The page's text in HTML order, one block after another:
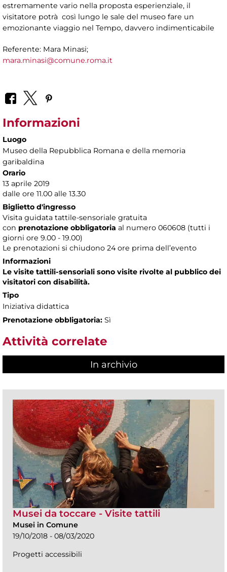
estremamente vario nella proposta esperienziale, il
visitatore potrà così lungo le sale del museo fare un
emozionante viaggio nel Tempo, davvero indimenticabile
Referente: Mara Minasi;
mara.minasi@comune.roma.it
Informazioni
Luogo
Museo della Repubblica Romana e della memoria
garibaldina
Orario
13 aprile 2019
dalle ore 11.00 alle 13.30
Biglietto d'ingresso
Visita guidata tattile-sensoriale gratuita
con prenotazione obbligatoria al numero 060608 (tutti i
giorni ore 9.00 - 19.00)
Le prenotazioni si chiudono 24 ore prima dell’evento
Informazioni
Le visite tattili-sensoriali sono visite rivolte al pubblico dei
visitatori con disabilità.
Tipo
Iniziativa didattica
Prenotazione obbligatoria: Sì
Attività correlate
In archivio
Musei da toccare - Visite tattili
Musei in Comune
19/10/2018 - 08/03/2020
Progetti accessibili